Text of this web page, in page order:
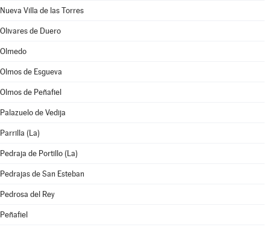
Nueva Villa de las Torres
Olivares de Duero
Olmedo
Olmos de Esgueva
Olmos de Peñafiel
Palazuelo de Vedija
Parrilla (La)
Pedraja de Portillo (La)
Pedrajas de San Esteban
Pedrosa del Rey
Peñafiel